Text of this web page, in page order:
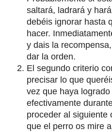
saltará, ladrará y
debéis ignorar hasta
hacer.
y dais la
dar la orden.
El segundo criterio
precisar lo que
vez que haya
efectivamente
proceder al siguiente
que el perro os mire